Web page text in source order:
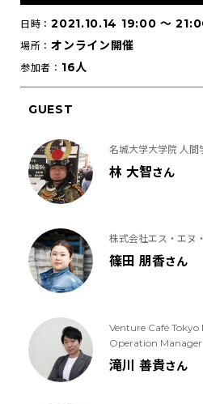
日時：2021.10.14 19:00〜
場所：オンライン開催
参加者： 16人
GUEST
名城大学大学院 人間
林 大智さん
株式会社エス・エヌ
篠田 朋香さん
Venture Café Tokyo
Operation Manager
滝川 善貴さん